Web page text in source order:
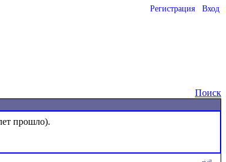
Регистрация Вход
Поиск
прошло).